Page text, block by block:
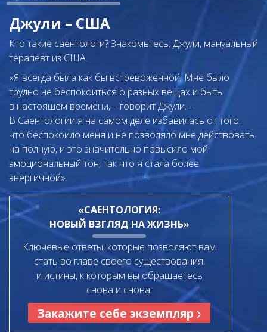
Джули – США
Кто такие саентологи? Знакомьтесь: Джули, мануальный
терапевт из США.
«Я всегда была как бы встревоженной. Мне было
трудно не беспокоиться о разных вещах и быть
в настоящем времени, – говорит Джули. –
В Саентологии я на самом деле избавилась от того,
что беспокоило меня и не позволяло мне действовать
на полную, и это значительно повысило мой
эмоциональный тон, так что я стала более
энергичной».
«САЕНТОЛОГИЯ:
НОВЫЙ ВЗГЛЯД НА ЖИЗНЬ»
Ключевые ответы, которые позволяют вам
стать во главе своего существования,
и истины, к которым вы обращаетесь
снова и снова.
Закажите себе экземпляр